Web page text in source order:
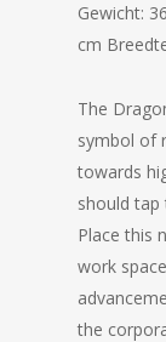
Gewicht:
cm
The
symbol of
towards
should
Place this
work
the